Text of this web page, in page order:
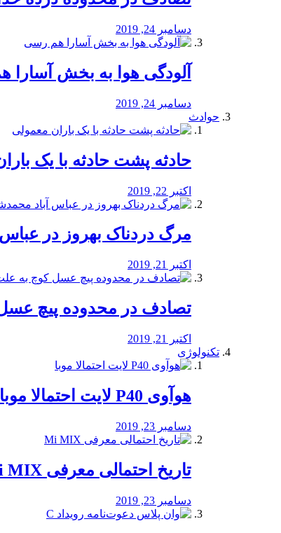
دسامبر 24, 2019
آلودگی هوا به بخش
دسامبر 24, 2019
حوادث
️حادثه پشت حادثه با یک
اکتبر 22, 2019
مرگ دردناک بهروز در
اکتبر 21, 2019
تصادف در محدوده پیچ
اکتبر 21, 2019
تکنولوژی
هوآوی P40 لایت احتمالا موبا
دسامبر 23, 2019
تاریخ احتمالی معرفی Mi MIX
دسامبر 23, 2019